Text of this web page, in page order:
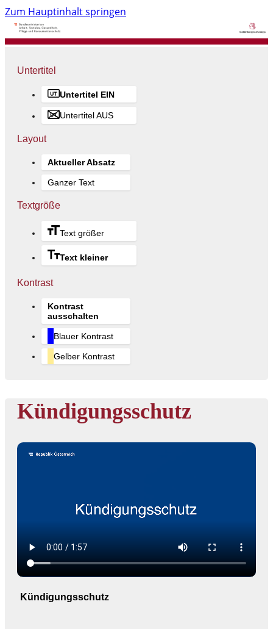
Zum Hauptinhalt springen
Untertitel
Untertitel EIN
Untertitel AUS
Layout
Aktueller Absatz
Ganzer Text
Textgröße
Text größer
Text kleiner
Kontrast
Kontrast
ausschalten
Blauer Kontrast
Gelber Kontrast
Kündigungsschutz
Kündigungsschutz